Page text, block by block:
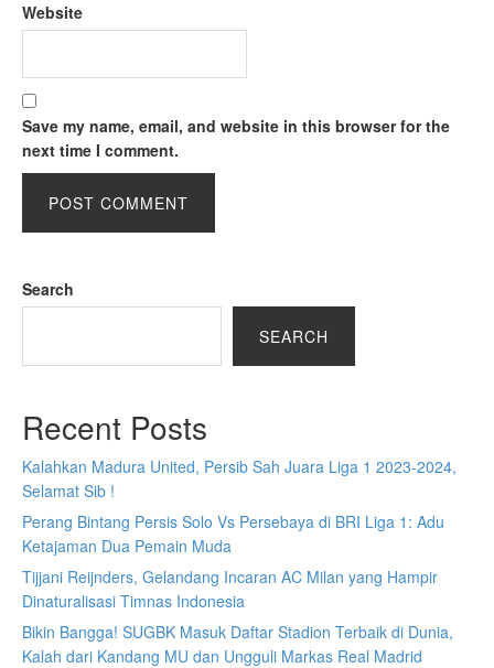
Website
Save my name, email, and website in this browser for the
next time I comment.
Search
SEARCH
Recent Posts
Kalahkan Madura United, Persib Sah Juara Liga 1 2023-2024,
Selamat Sib !
Perang Bintang Persis Solo Vs Persebaya di BRI Liga 1: Adu
Ketajaman Dua Pemain Muda
Tijjani Reijnders, Gelandang Incaran AC Milan yang Hampir
Dinaturalisasi Timnas Indonesia
Bikin Bangga! SUGBK Masuk Daftar Stadion Terbaik di Dunia,
Kalah dari Kandang MU dan Ungguli Markas Real Madrid